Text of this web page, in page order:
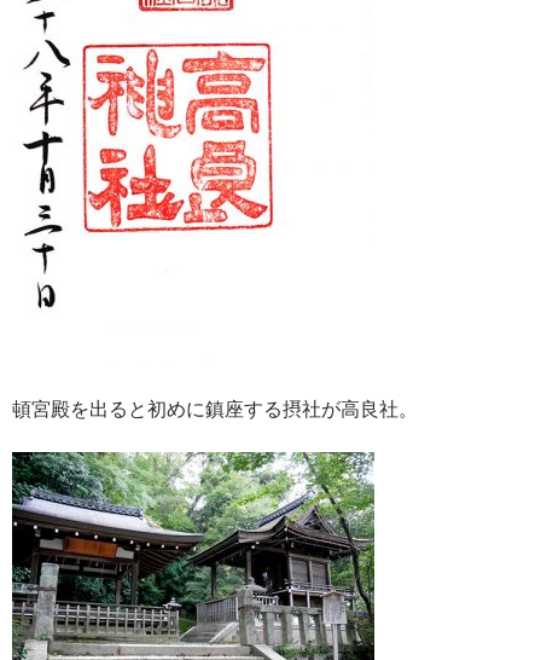
頓宮殿を出ると初めに鎮座する摂社が高良社。